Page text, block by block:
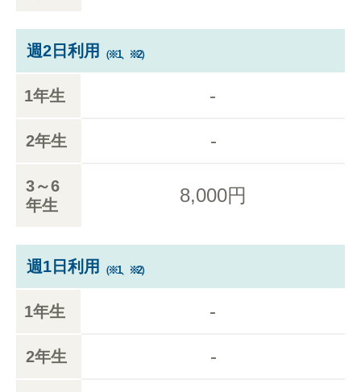
週2日利用 （※1、※2）
1年生 -
2年生 -
3～6
年生
8,000円
週1日利用 （※1、※2）
1年生 -
2年生 -